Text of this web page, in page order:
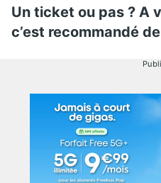
Un ticket ou pas ? A
c’est recommandé